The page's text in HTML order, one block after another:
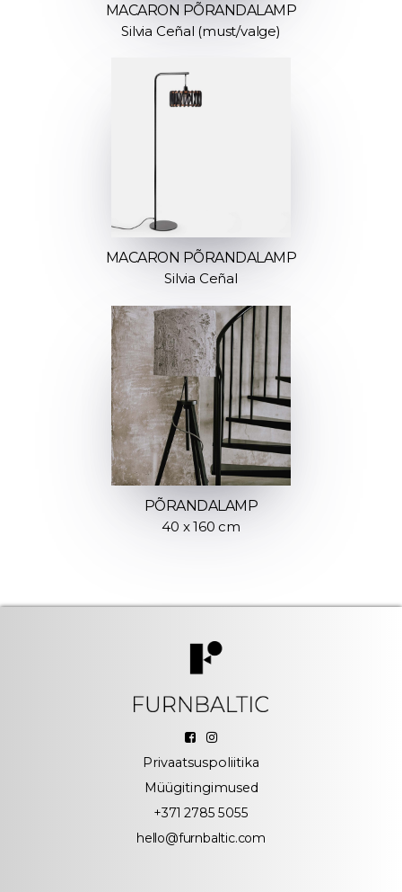
MACARON PÕRANDALAMP
Silvia Ceñal (must/valge)
MACARON PÕRANDALAMP
Silvia Ceñal
PÕRANDALAMP
40 x 160 cm
Privaatsuspoliitika
Müügitingimused
+371 2785 5055
hello@furnbaltic.com